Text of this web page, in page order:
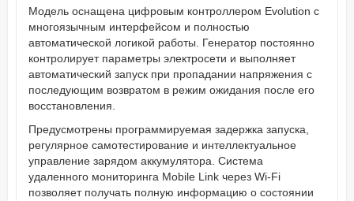
Модель оснащена цифровым контроллером Evolution с
многоязычным интерфейсом и полностью
автоматической логикой работы. Генератор постоянно
контролирует параметры электросети и выполняет
автоматический запуск при пропадании напряжения с
последующим возвратом в режим ожидания после его
восстановления.
Предусмотрены программируемая задержка запуска,
регулярное самотестирование и интеллектуальное
управление зарядом аккумулятора. Система
удаленного мониторинга Mobile Link через Wi-Fi
позволяет получать полную информацию о состоянии